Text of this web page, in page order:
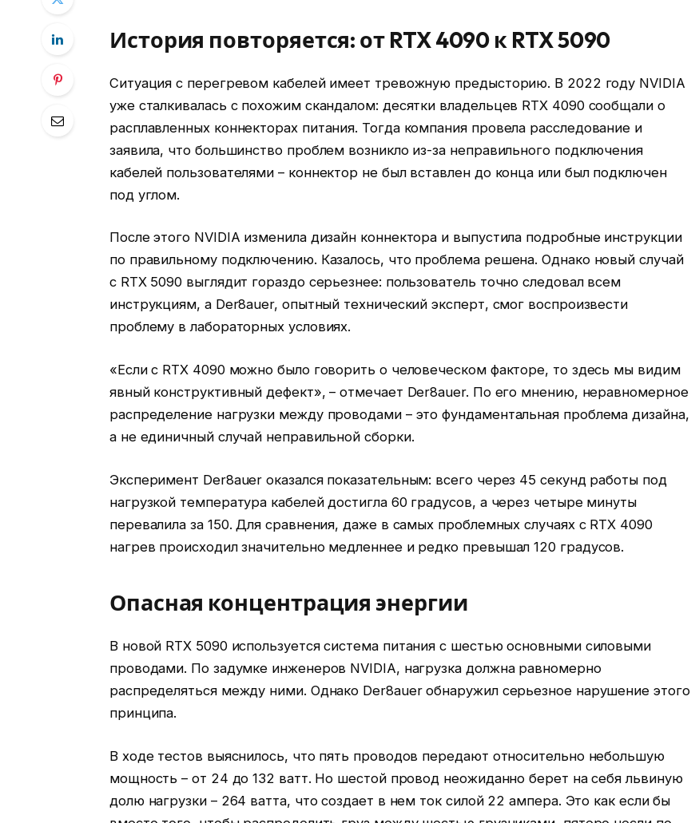
История повторяется: от RTX 4090 к RTX 5090
Ситуация с перегревом кабелей имеет тревожную предысторию. В 2022 году NVIDIA
уже сталкивалась с похожим скандалом: десятки владельцев RTX 4090 сообщали о
расплавленных коннекторах питания. Тогда компания провела расследование и
заявила, что большинство проблем возникло из-за неправильного подключения
кабелей пользователями – коннектор не был вставлен до конца или был подключен
под углом.
После этого NVIDIA изменила дизайн коннектора и выпустила подробные инструкции
по правильному подключению. Казалось, что проблема решена. Однако новый случай
с RTX 5090 выглядит гораздо серьезнее: пользователь точно следовал всем
инструкциям, а Der8auer, опытный технический эксперт, смог воспроизвести
проблему в лабораторных условиях.
«Если с RTX 4090 можно было говорить о человеческом факторе, то здесь мы видим
явный конструктивный дефект», – отмечает Der8auer. По его мнению, неравномерное
распределение нагрузки между проводами – это фундаментальная проблема дизайна,
а не единичный случай неправильной сборки.
Эксперимент Der8auer оказался показательным: всего через 45 секунд работы под
нагрузкой температура кабелей достигла 60 градусов, а через четыре минуты
перевалила за 150. Для сравнения, даже в самых проблемных случаях с RTX 4090
нагрев происходил значительно медленнее и редко превышал 120 градусов.
Опасная концентрация энергии
В новой RTX 5090 используется система питания с шестью основными силовыми
проводами. По задумке инженеров NVIDIA, нагрузка должна равномерно
распределяться между ними. Однако Der8auer обнаружил серьезное нарушение этого
принципа.
В ходе тестов выяснилось, что пять проводов передают относительно небольшую
мощность – от 24 до 132 ватт. Но шестой провод неожиданно берет на себя львиную
долю нагрузки – 264 ватта, что создает в нем ток силой 22 ампера. Это как если бы